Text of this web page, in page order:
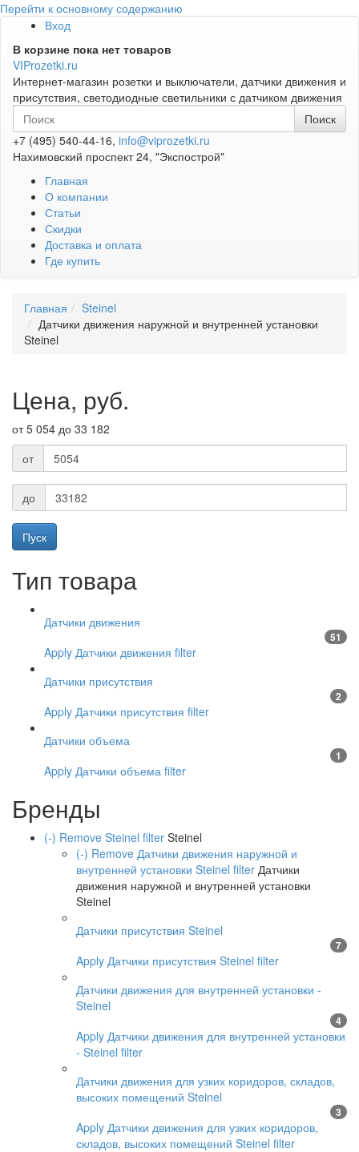
Перейти к основному содержанию
Вход
В корзине пока нет товаров
VIProzetki.ru
Интернет-магазин розетки и выключатели, датчики движения и
присутствия, светодиодные светильники с датчиком движения
+7 (495) 540-44-16, info@viprozetki.ru
Нахимовский проспект 24, "Экспострой"
Главная
О компании
Статьи
Скидки
Доставка и оплата
Где купить
Главная
Steinel
Датчики движения наружной и внутренней установки
Steinel
Цена, руб.
от 5 054 до 33 182
от
до
Тип товара
Датчики движения
51
Apply Датчики движения filter
Датчики присутствия
2
Apply Датчики присутствия filter
Датчики объема
1
Apply Датчики объема filter
Бренды
(-) Remove Steinel filter Steinel
(-) Remove Датчики движения наружной и
внутренней установки Steinel filter Датчики
движения наружной и внутренней установки
Steinel
Датчики присутствия Steinel
7
Apply Датчики присутствия Steinel filter
Датчики движения для внутренней установки -
Steinel
4
Apply Датчики движения для внутренней установки
- Steinel filter
Датчики движения для узких коридоров, складов,
высоких помещений Steinel
3
Apply Датчики движения для узких коридоров,
складов, высоких помещений Steinel filter